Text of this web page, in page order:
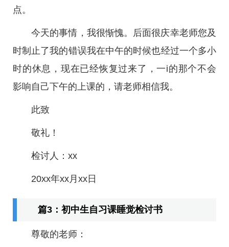
点。
今天的事情，我很惭愧。后面很庆幸老师您及
时制止了我的错误我在中午的时候也经过一个多小
时的休息，现在已经恢复过来了，一i的那个不会
影响自己下午的上课的，请老师相信我。
此致
敬礼！
检讨人：xx
20xx年xx月xx日
篇3：初中生自习课睡觉检讨书
尊敬的老师：